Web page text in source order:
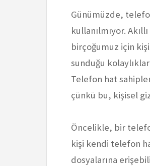
Günümüzde,
kullanılmıyor.
birçoğumuz için
sunduğu
Telefon hat
çünkü bu, kişisel
Öncelikle, bir
kişi kendi telefon
dosyalarına